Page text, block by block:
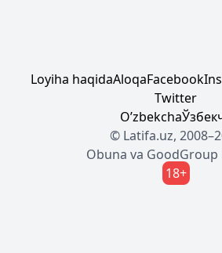
Loyiha haqidaAloqaFacebook
Twitter
Oʼzbekcha
© Latifa.uz,
Obuna va GoodGroup
18+